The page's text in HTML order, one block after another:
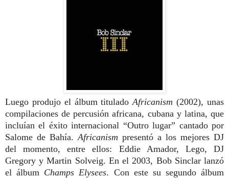
Luego produjo el álbum tituladoAfricanism(2002), unas
compilaciones de percusión africana, cubana y latina, que
incluían el éxito internacional “Outro lugar” cantado por
Salome de Bahía. Africanism presentó a los mejores DJ
del momento, entre ellos: Eddie Amador, Lego, DJ
Gregory y Martin Solveig. En el 2003, Bob Sinclar lanzó
el álbum Champs Elysees. Con este su segundo álbum